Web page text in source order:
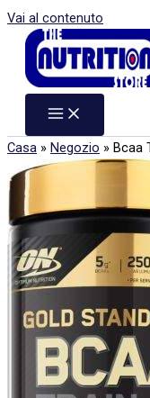
Vai al contenuto
Casa » Negozio » Bcaa